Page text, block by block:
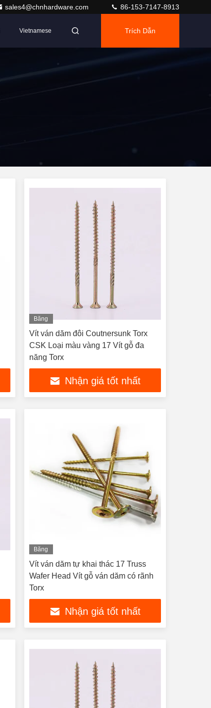
sales4@chnhardware.com 86-153-7147-8913
Vietnamese Trích Dẫn
Băng
hình
Vít ván dăm đôi Coutnersunk Torx
CSK Loại màu vàng 17 Vít gỗ đa
năng Torx
Nhận giá tốt nhất
Băng
hình
Vít ván dăm tự khai thác 17 Truss
Wafer Head Vít gỗ ván dăm có rãnh
Torx
Nhận giá tốt nhất